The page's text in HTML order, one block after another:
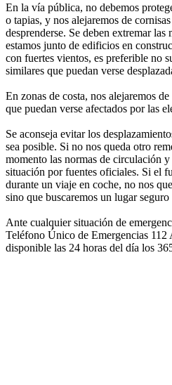
En la vía pública, no debemos
o tapias, y nos alejaremos de
desprenderse. Se deben extremar las
estamos junto de edificios en
con fuertes vientos, es preferible no
similares que puedan verse
En zonas de costa, nos alejaremos
que puedan verse afectados por las
Se aconseja evitar los
sea posible. Si no nos queda otro
momento las normas de circulación
situación por fuentes oficiales. Si el
durante un viaje en coche, no nos
sino que buscaremos un lugar
Ante cualquier situación de
Teléfono Único de Emergencias
disponible las 24 horas del día los